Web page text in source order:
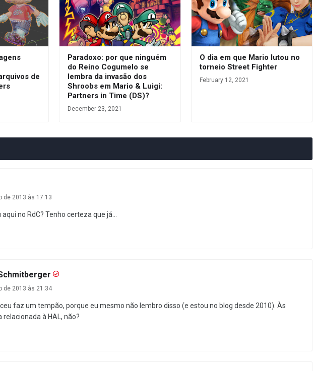
de
Paradoxo: por que ninguém
do Reino Cogumelo se
lembra da invasão dos
Shroobs em Mario & Luigi:
Partners in Time (DS)?
December 23, 2021
O dia em que Mario lutou no
torneio Street Fighter
February 12, 2021
de 2013 às 17:13
no RdC? Tenho certeza que já...
de 2013 às 21:34
faz um tempão, porque eu mesmo não lembro disso (e estou no blog desde 2010). Às
à HAL, não?